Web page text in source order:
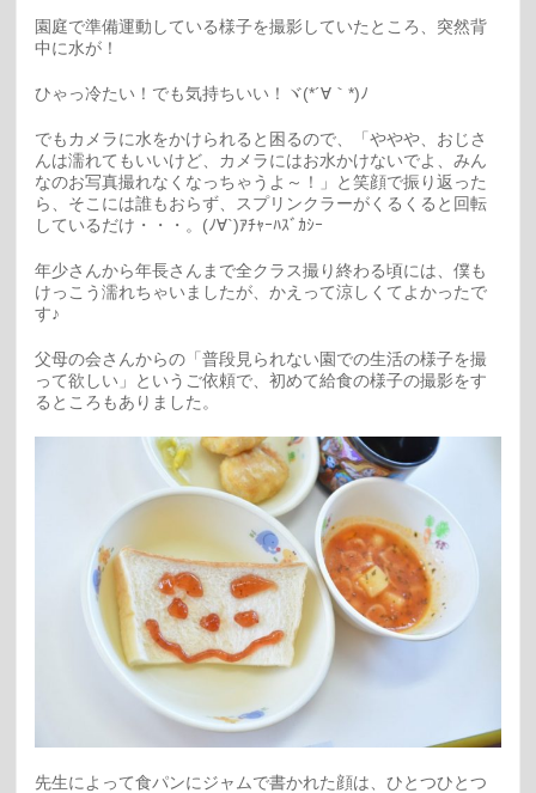
園庭で準備運動している様子を撮影していたところ、突然背
中に水が！
ひゃっ冷たい！でも気持ちいい！ヾ(*´∀｀*)ﾉ
でもカメラに水をかけられると困るので、「ややや、おじさ
んは濡れてもいいけど、カメラにはお水かけないでよ、みん
なのお写真撮れなくなっちゃうよ～！」と笑顔で振り返った
ら、そこには誰もおらず、スプリンクラーがくるくると回転
しているだけ・・・。(ﾉ∀`)ｱﾁｬｰﾊｽﾞｶｼｰ
年少さんから年長さんまで全クラス撮り終わる頃には、僕も
けっこう濡れちゃいましたが、かえって涼しくてよかったで
す♪
父母の会さんからの「普段見られない園での生活の様子を撮
って欲しい」というご依頼で、初めて給食の様子の撮影をす
るところもありました。
先生によって食パンにジャムで書かれた顔は、ひとつひとつ